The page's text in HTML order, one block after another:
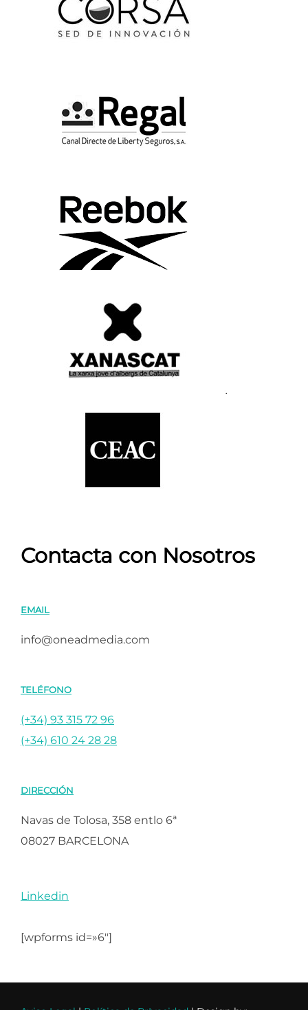
Contacta con Nosotros
EMAIL
info@oneadmedia.com
TELÉFONO
(+34) 93 315 72 96
(+34) 610 24 28 28
DIRECCIÓN
Navas de Tolosa, 358 entlo 6ª
08027 BARCELONA
Linkedin
[wpforms id=»6″]